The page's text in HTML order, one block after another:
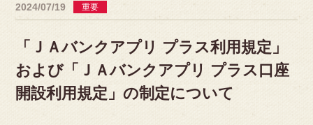
2024/07/19 重要
「ＪＡバンクアプリ プラス利用規定」
および「ＪＡバンクアプリ プラス口座
開設利用規定」の制定について